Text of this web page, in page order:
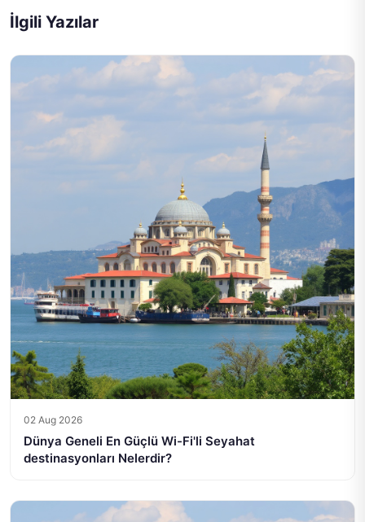
İlgili Yazılar
02 Aug 2026
Dünya Geneli En Güçlü Wi-Fi'li Seyahat
destinasyonları Nelerdir?